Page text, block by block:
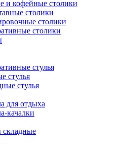
и кофейные столики
столики
столики
столики
стулья
стулья
стулья
для отдыха
качалки